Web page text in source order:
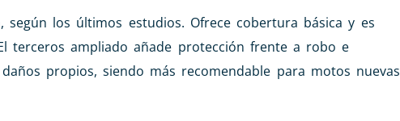
los últimos estudios. Ofrece cobertura básica y es
terceros ampliado añade protección frente a robo e
propios, siendo más recomendable para motos nuevas